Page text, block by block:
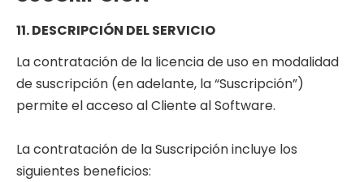
11. DESCRIPCIÓN DEL SERVICIO
La contratación de la licencia de uso en modalidad
de suscripción (en adelante, la “Suscripción”)
permite el acceso al Cliente al Software.
La contratación de la Suscripción incluye los
siguientes beneficios: